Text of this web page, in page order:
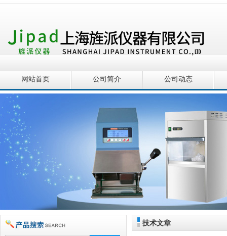
网站首页 公司简介 公司动态
技术文章